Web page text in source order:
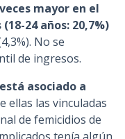
mayor en el
24 años: 20,7%)
No se
de ingresos.
asociado a
ellas las vinculadas
de femicidios de